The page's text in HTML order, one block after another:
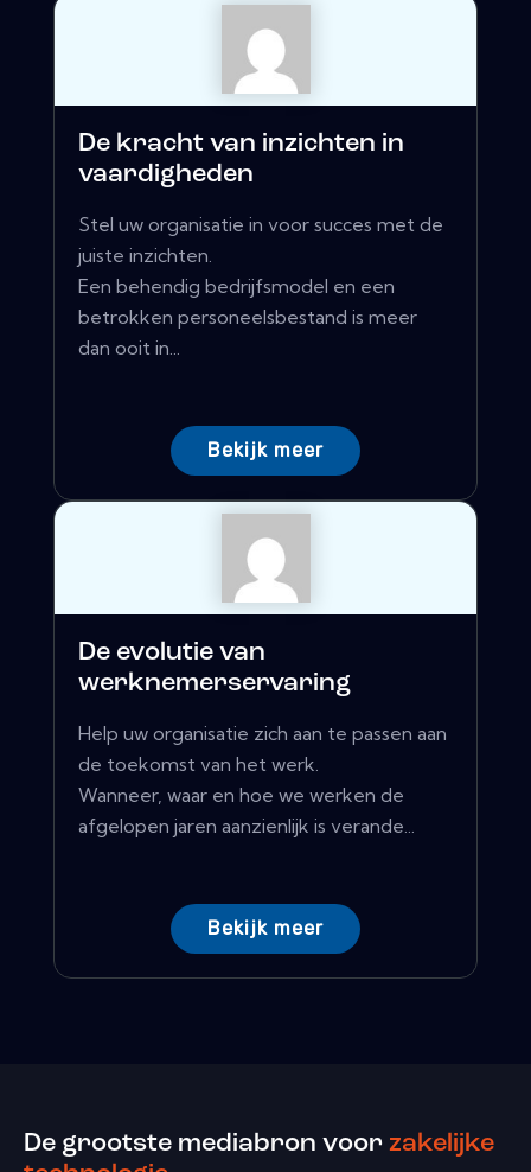
De kracht van inzichten in
vaardigheden
Stel uw organisatie in voor succes met de
juiste inzichten.
Een behendig bedrijfsmodel en een
betrokken personeelsbestand is meer
dan ooit in...
Bekijk meer
De evolutie van
werknemerservaring
Help uw organisatie zich aan te passen aan
de toekomst van het werk.
Wanneer, waar en hoe we werken de
afgelopen jaren aanzienlijk is verande...
Bekijk meer
De grootste mediabron voor zakelijke